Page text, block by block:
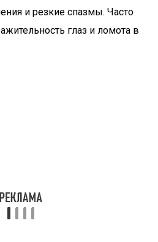
и резкие спазмы. Часто
глаз и ломота в